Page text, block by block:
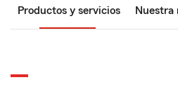
Productos y servicios Nuestra